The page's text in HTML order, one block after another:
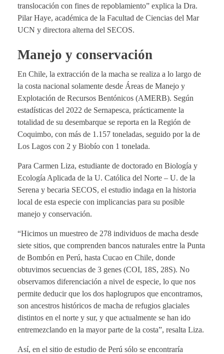
translocación con fines de repoblamiento” explica la Dra.
Pilar Haye, académica de la Facultad de Ciencias del Mar
UCN y directora alterna del SECOS.
Manejo y conservación
En Chile, la extracción de la macha se realiza a lo largo de
la costa nacional solamente desde Áreas de Manejo y
Explotación de Recursos Bentónicos (AMERB). Según
estadísticas del 2022 de Sernapesca, prácticamente la
totalidad de su desembarque se reporta en la Región de
Coquimbo, con más de 1.157 toneladas, seguido por la de
Los Lagos con 2 y Biobío con 1 tonelada.
Para Carmen Liza, estudiante de doctorado en Biología y
Ecología Aplicada de la U. Católica del Norte – U. de la
Serena y becaria SECOS, el estudio indaga en la historia
local de esta especie con implicancias para su posible
manejo y conservación.
“Hicimos un muestreo de 278 individuos de macha desde
siete sitios, que comprenden bancos naturales entre la Punta
de Bombón en Perú, hasta Cucao en Chile, donde
obtuvimos secuencias de 3 genes (COI, 18S, 28S). No
observamos diferenciación a nivel de especie, lo que nos
permite deducir que los dos haplogrupos que encontramos,
son ancestros históricos de macha de refugios glaciales
distintos en el norte y sur, y que actualmente se han ido
entremezclando en la mayor parte de la costa”, resalta Liza.
Así, en el sitio de estudio de Perú sólo se encontraría